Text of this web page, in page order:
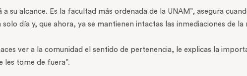
a su alcance. Es la facultad más ordenada de la UNAM”, asegura
solo día y, que ahora, ya se mantienen intactas las inmediaciones de la
ver a la comunidad el sentido de pertenencia, le explicas la
les tome de fuera”.